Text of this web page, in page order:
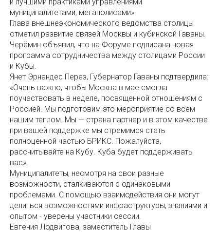
муниципалитетами, мегаполисами».
Глава внешнеэкономического ведомства столицы
отметил развитие связей Москвы и кубинской Гаваны.
Черёмин объявил, что на Форуме подписана новая
программа сотрудничества между столицами России
и Кубы.
Янет Эрнандес Перез, Губернатор Гаваны подтвердила:
«Очень важно, чтобы Москва в мае смогла
поучаствовать в неделе, посвященной отношениям с
Россией. Мы подготовим это мероприятие со всем
нашим теплом. Мы — страна партнер и в этом качестве
при вашей поддержке мы стремимся стать
полноценной частью БРИКС. Пожалуйста,
рассчитывайте на Кубу. Куба будет поддерживать
вас».
Муниципалитеты, несмотря на свои разные
возможности, сталкиваются с одинаковыми
проблемами. С помощью взаимодействия они могут
делиться возможностями инфраструктуры, знаниями и
опытом - уверены участники сессии.
Евгения Лодвигова, заместитель Главы